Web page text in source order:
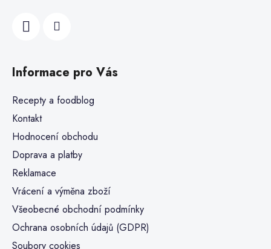
Informace pro Vás
Recepty a foodblog
Kontakt
Hodnocení obchodu
Doprava a platby
Reklamace
Vrácení a výměna zboží
Všeobecné obchodní podmínky
Ochrana osobních údajů (GDPR)
Soubory cookies